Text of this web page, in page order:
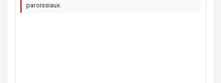
paroissiaux.